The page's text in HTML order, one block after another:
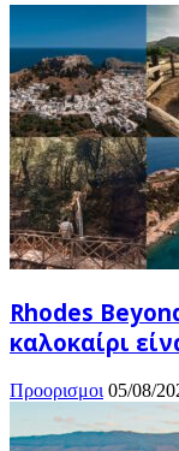
Rhodes
καλοκαίρι
Προορισμοι 05/08/